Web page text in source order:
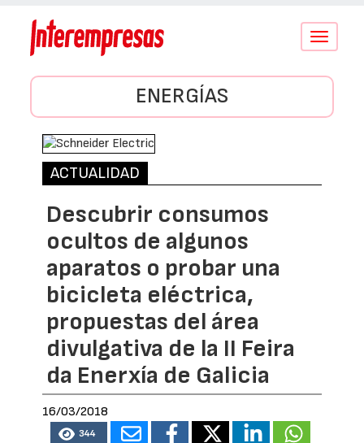
Conmutar
ENERGÍAS
ACTUALIDAD
Descubrir consumos
ocultos de algunos
aparatos o probar una
bicicleta eléctrica,
propuestas del área
divulgativa de la II Feira
da Enerxía de Galicia
16/03/2018
344